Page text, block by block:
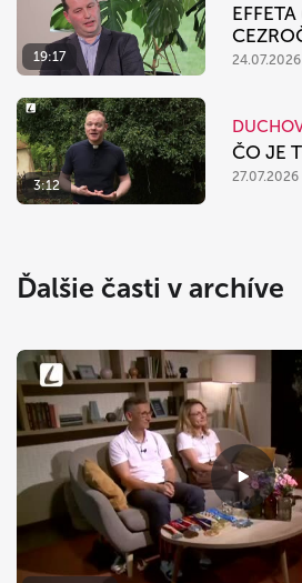
19:17 24.07.2026
3:12
ČO JE
27.07.2026
Ďalšie časti v archíve